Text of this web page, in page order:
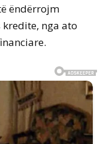
ëndërrojm
nga ato